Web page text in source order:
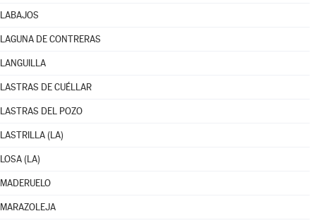
LABAJOS
LAGUNA DE CONTRERAS
LANGUILLA
LASTRAS DE CUÉLLAR
LASTRAS DEL POZO
LASTRILLA (LA)
LOSA (LA)
MADERUELO
MARAZOLEJA